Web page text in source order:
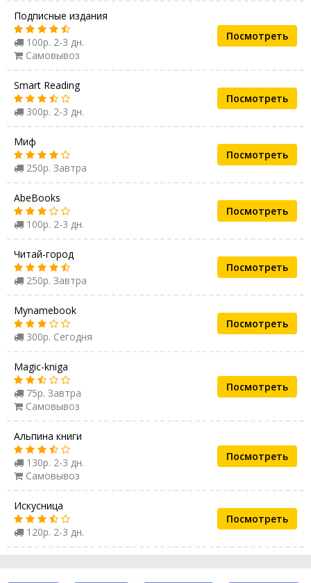
Подписные издания
100р. 2-3 дн.
Самовывоз
Посмотреть
Smart Reading
300р. 2-3 дн.
Посмотреть
Миф
250р. Завтра
Посмотреть
AbeBooks
100р. 2-3 дн.
Посмотреть
Читай-город
250р. Завтра
Посмотреть
Mynamebook
300р. Сегодня
Посмотреть
Magic-kniga
75р. Завтра
Самовывоз
Посмотреть
Альпина книги
130р. 2-3 дн.
Самовывоз
Посмотреть
Искусница
120р. 2-3 дн.
Посмотреть